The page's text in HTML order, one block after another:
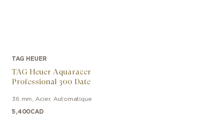
TAG HEUER
TAG Heuer Aquaracer
Professional 300 Date
36 mm Acier, Automatique
5,400CAD